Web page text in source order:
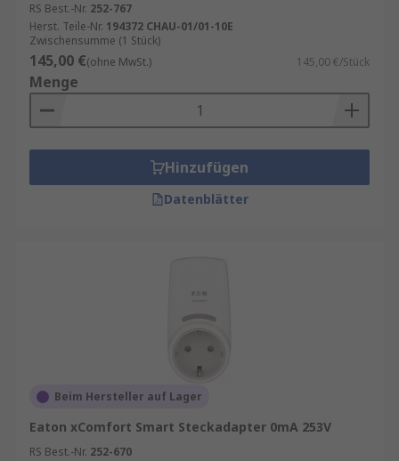
RS Best.-Nr. 252-767
Herst. Teile-Nr. 194372 CHAU-01/01-10E
Zwischensumme (1 Stück)
145,00 €(ohne MwSt.) 145,00 €/Stück
Menge
Hinzufügen
Datenblätter
Beim Hersteller auf Lager
Eaton xComfort Smart Steckadapter 0mA 253V
RS Best.-Nr. 252-670